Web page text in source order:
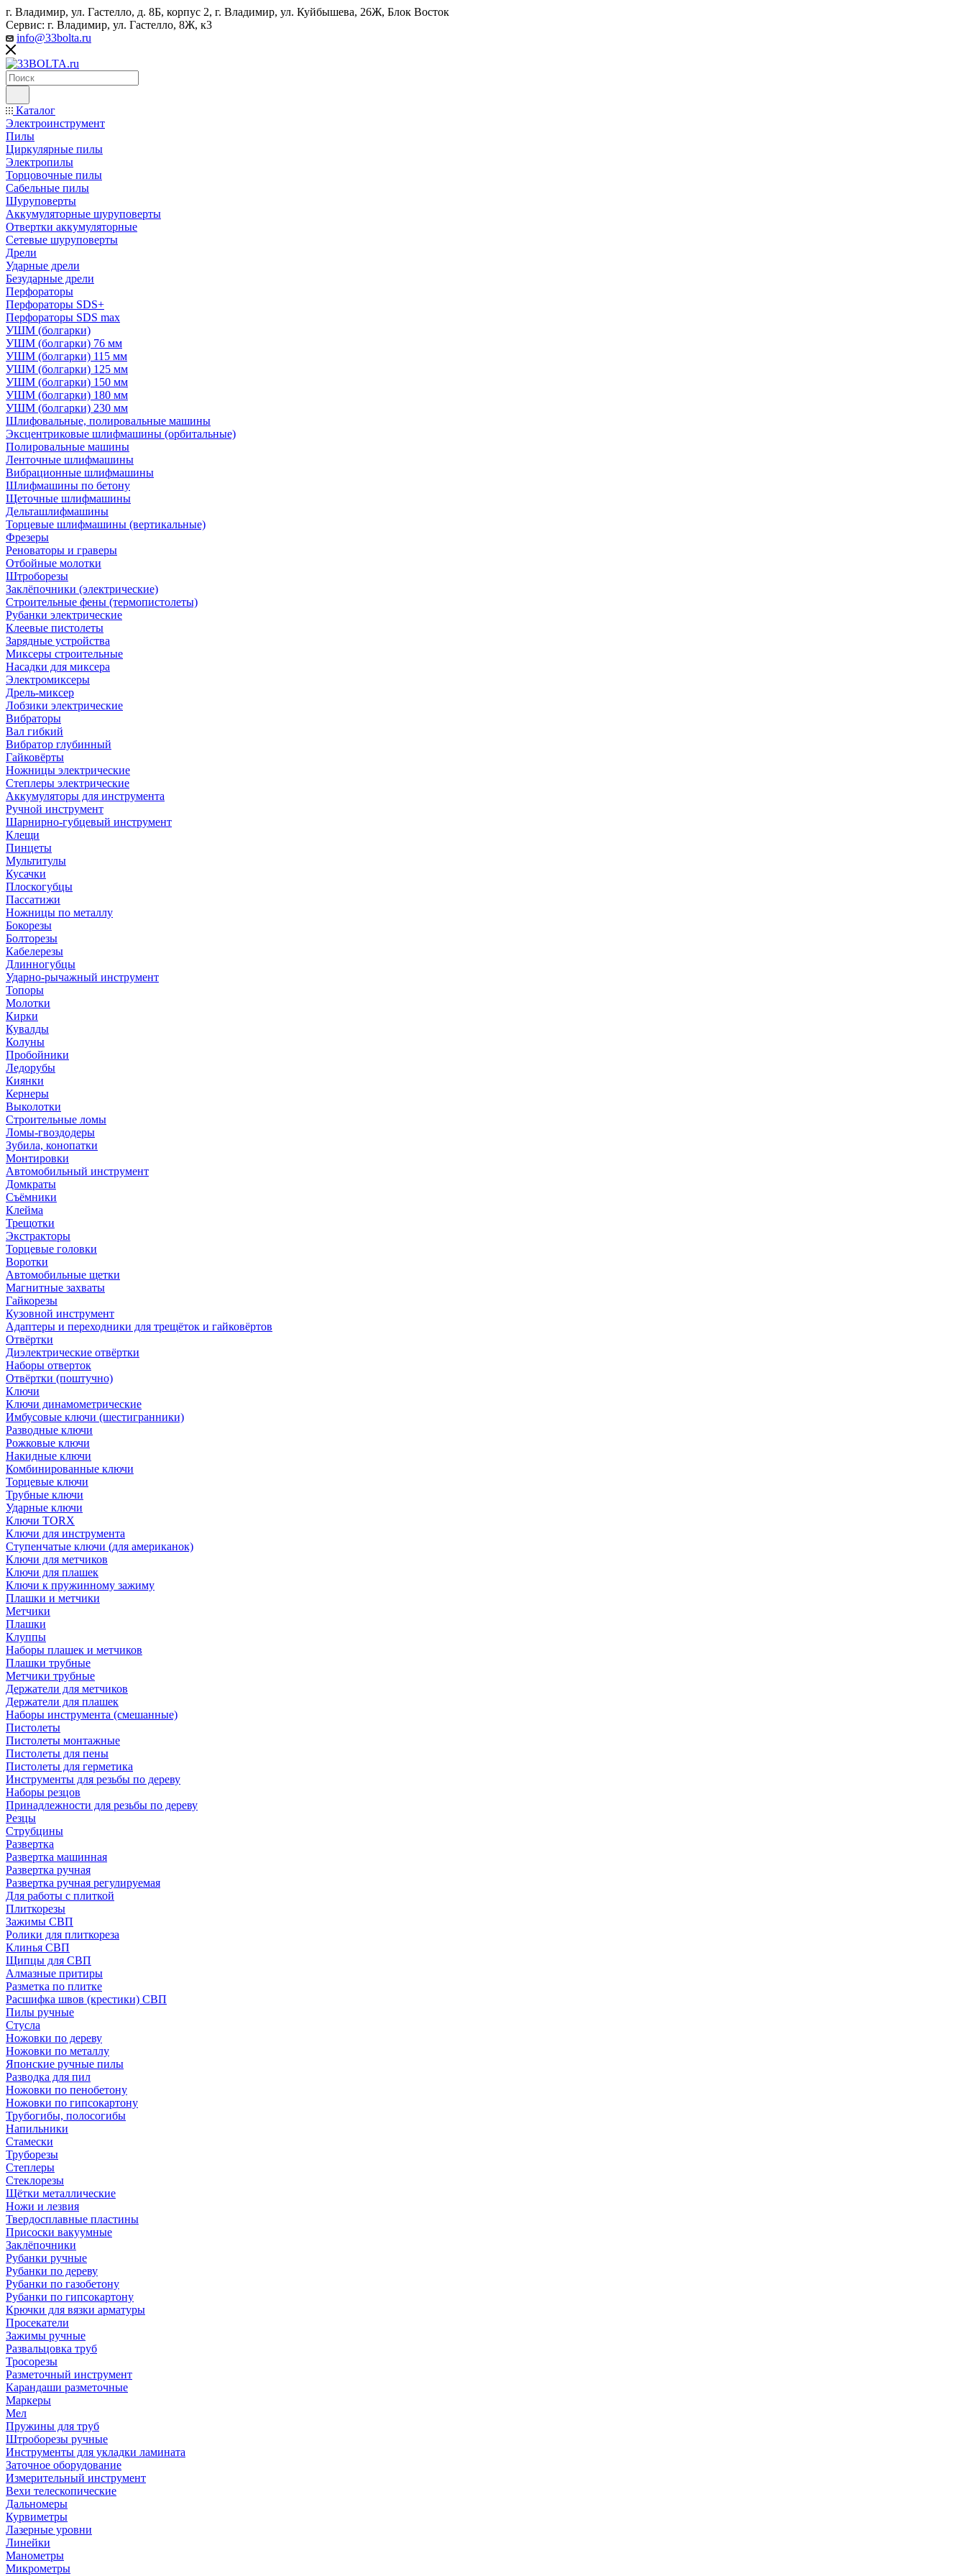
г. Владимир, ул. Гастелло, д. 8Б, корпус 2, г. Владимир, ул. ​Куйбышева, 26Ж, Блок Восток
Сервис: г. Владимир, ул. Гастелло, 8Ж, к3
info@33bolta.ru
Каталог
Электроинструмент
Пилы
Циркулярные пилы
Электропилы
Торцовочные пилы
Сабельные пилы
Шуруповерты
Аккумуляторные шуруповерты
Отвертки аккумуляторные
Сетевые шуруповерты
Дрели
Ударные дрели
Безударные дрели
Перфораторы
Перфораторы SDS+
Перфораторы SDS max
УШМ (болгарки)
УШМ (болгарки) 76 мм
УШМ (болгарки) 115 мм
УШМ (болгарки) 125 мм
УШМ (болгарки) 150 мм
УШМ (болгарки) 180 мм
УШМ (болгарки) 230 мм
Шлифовальные, полировальные машины
Эксцентриковые шлифмашины (орбитальные)
Полировальные машины
Ленточные шлифмашины
Вибрационные шлифмашины
Шлифмашины по бетону
Щеточные шлифмашины
Дельташлифмашины
Торцевые шлифмашины (вертикальные)
Фрезеры
Реноваторы и граверы
Отбойные молотки
Штроборезы
Заклёпочники (электрические)
Строительные фены (термопистолеты)
Рубанки электрические
Клеевые пистолеты
Зарядные устройства
Миксеры строительные
Насадки для миксера
Электромиксеры
Дрель-миксер
Лобзики электрические
Вибраторы
Вал гибкий
Вибратор глубинный
Гайковёрты
Ножницы электрические
Степлеры электрические
Аккумуляторы для инструмента
Ручной инструмент
Шарнирно-губцевый инструмент
Клещи
Пинцеты
Мультитулы
Кусачки
Плоскогубцы
Пассатижи
Ножницы по металлу
Бокорезы
Болторезы
Кабелерезы
Длинногубцы
Ударно-рычажный инструмент
Топоры
Молотки
Кирки
Кувалды
Колуны
Пробойники
Ледорубы
Киянки
Кернеры
Выколотки
Строительные ломы
Ломы-гвоздодеры
Зубила, конопатки
Монтировки
Автомобильный инструмент
Домкраты
Съёмники
Клейма
Трещотки
Экстракторы
Торцевые головки
Воротки
Автомобильные щетки
Магнитные захваты
Гайкорезы
Кузовной инструмент
Адаптеры и переходники для трещёток и гайковёртов
Отвёртки
Диэлектрические отвёртки
Наборы отверток
Отвёртки (поштучно)
Ключи
Ключи динамометрические
Имбусовые ключи (шестигранники)
Разводные ключи
Рожковые ключи
Накидные ключи
Комбинированные ключи
Торцевые ключи
Трубные ключи
Ударные ключи
Ключи TORX
Ключи для инструмента
Ступенчатые ключи (для американок)
Ключи для метчиков
Ключи для плашек
Ключи к пружинному зажиму
Плашки и метчики
Метчики
Плашки
Клуппы
Наборы плашек и метчиков
Плашки трубные
Метчики трубные
Держатели для метчиков
Держатели для плашек
Наборы инструмента (смешанные)
Пистолеты
Пистолеты монтажные
Пистолеты для пены
Пистолеты для герметика
Инструменты для резьбы по дереву
Наборы резцов
Принадлежности для резьбы по дереву
Резцы
Струбцины
Развертка
Развертка машинная
Развертка ручная
Развертка ручная регулируемая
Для работы с плиткой
Плиткорезы
Зажимы СВП
Ролики для плиткореза
Клинья СВП
Щипцы для СВП
Алмазные притиры
Разметка по плитке
Расшифка швов (крестики) СВП
Пилы ручные
Стусла
Ножовки по дереву
Ножовки по металлу
Японские ручные пилы
Разводка для пил
Ножовки по пенобетону
Ножовки по гипсокартону
Трубогибы, полосогибы
Напильники
Стамески
Труборезы
Степлеры
Стеклорезы
Щётки металлические
Ножи и лезвия
Твердосплавные пластины
Присоски вакуумные
Заклёпочники
Рубанки ручные
Рубанки по дереву
Рубанки по газобетону
Рубанки по гипсокартону
Крючки для вязки арматуры
Просекатели
Зажимы ручные
Развальцовка труб
Тросорезы
Разметочный инструмент
Карандаши разметочные
Маркеры
Мел
Пружины для труб
Штроборезы ручные
Инструменты для укладки ламината
Заточное оборудование
Измерительный инструмент
Вехи телескопические
Дальномеры
Курвиметры
Лазерные уровни
Линейки
Манометры
Микрометры